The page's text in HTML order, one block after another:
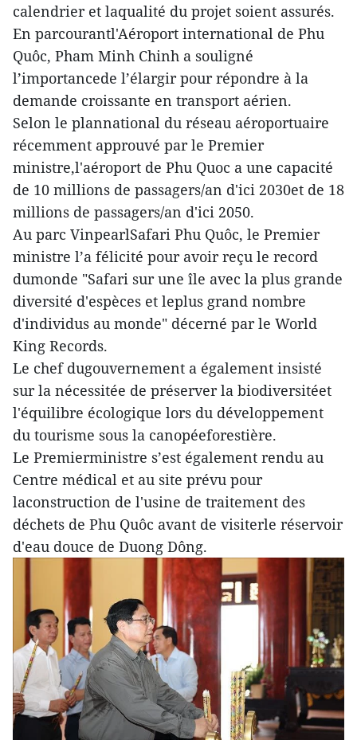
calendrier et laqualité du projet soient assurés.
En parcourantl'Aéroport international de Phu
Quôc, Pham Minh Chinh a souligné
l’importancede l’élargir pour répondre à la
demande croissante en transport aérien.
Selon le plannational du réseau aéroportuaire
récemment approuvé par le Premier
ministre,l'aéroport de Phu Quoc a une capacité
de 10 millions de passagers/an d'ici 2030et de 18
millions de passagers/an d'ici 2050.
Au parc VinpearlSafari Phu Quôc, le Premier
ministre l’a félicité pour avoir reçu le record
dumonde "Safari sur une île avec la plus grande
diversité d'espèces et leplus grand nombre
d'individus au monde" décerné par le World
King Records.
Le chef dugouvernement a également insisté
sur la nécessitée de préserver la biodiversitéet
l'équilibre écologique lors du développement
du tourisme sous la canopéeforestière.
Le Premierministre s’est également rendu au
Centre médical et au site prévu pour
laconstruction de l'usine de traitement des
déchets de Phu Quôc avant de visiterle réservoir
d'eau douce de Duong Dông.